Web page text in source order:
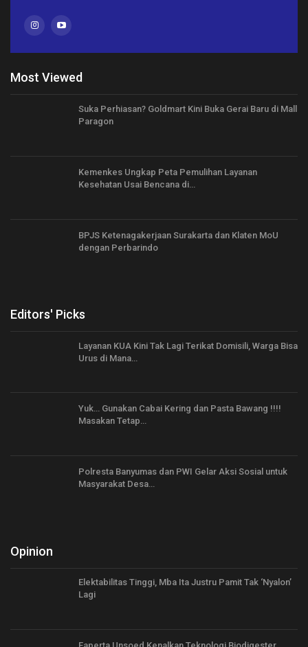
Most Viewed
Suka Perhiasan? Goldmart Kini Buka Gerai Baru di Mall
Paragon
Kemenkes Ungkap Peta Pemulihan Layanan
Kesehatan Usai Bencana di…
BPJS Ketenagakerjaan Surakarta dan Klaten MoU
dengan Perbarindo
Editors' Picks
Layanan KUA Kini Tak Lagi Terikat Domisili, Warga Bisa
Urus di Mana…
Yuk… Gunakan Cabai Kering dan Pasta Bawang !!!!
Masakan Tetap…
Polresta Banyumas dan PWI Gelar Aksi Sosial untuk
Masyarakat Desa…
Opinion
Elektabilitas Tinggi, Mba Ita Justru Pamit Tak ‘Nyalon’
Lagi